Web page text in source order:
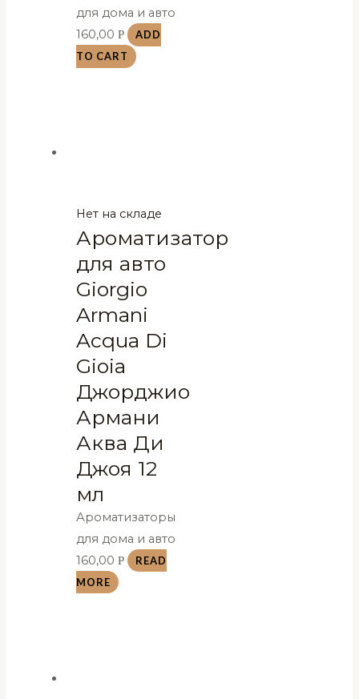
для дома и авто
160,00Р
ADD
TO CART
Нет на складе
Ароматизатор
для авто
Giorgio
Armani
Acqua Di
Gioia
Джорджио
Армани
Аква Ди
Джоя 12
мл
Ароматизаторы
для дома и авто
160,00Р
READ
MORE